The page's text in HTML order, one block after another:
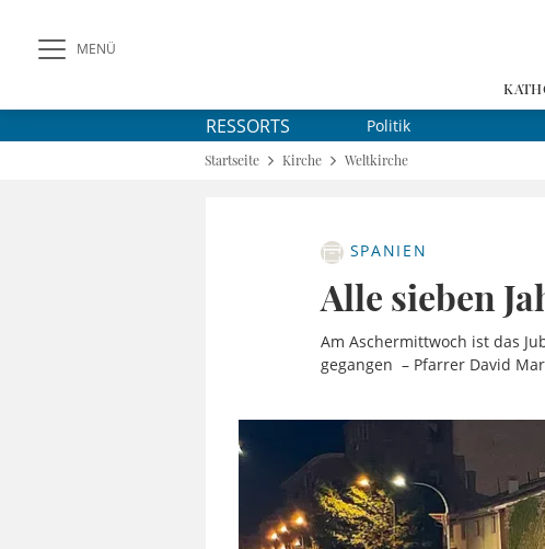
MENÜ
RESSORTS Politik
Startseite Kirche Weltkirche
SPANIEN
Alle sieben
Am Aschermittwoch ist das
gegangen – Pfarrer David